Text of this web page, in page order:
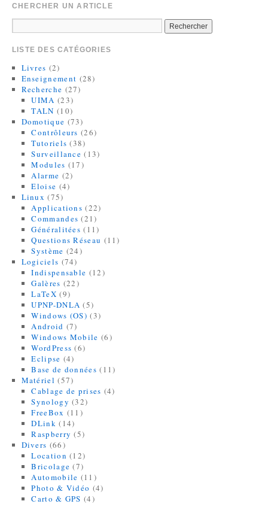
CHERCHER UN ARTICLE
LISTE DES CATÉGORIES
Livres (2)
Enseignement (28)
Recherche (27)
UIMA (23)
TALN (10)
Domotique (73)
Contrôleurs (26)
Tutoriels (38)
Surveillance (13)
Modules (17)
Alarme (2)
Eloise (4)
Linux (75)
Applications (22)
Commandes (21)
Généralitées (11)
Questions Réseau (11)
Système (24)
Logiciels (74)
Indispensable (12)
Galères (22)
LaTeX (9)
UPNP-DNLA (5)
Windows (OS) (3)
Android (7)
Windows Mobile (6)
WordPress (6)
Eclipse (4)
Base de données (11)
Matériel (57)
Cablage de prises (4)
Synology (32)
FreeBox (11)
DLink (14)
Raspberry (5)
Divers (66)
Location (12)
Bricolage (7)
Automobile (11)
Photo & Vidéo (4)
Carto & GPS (4)